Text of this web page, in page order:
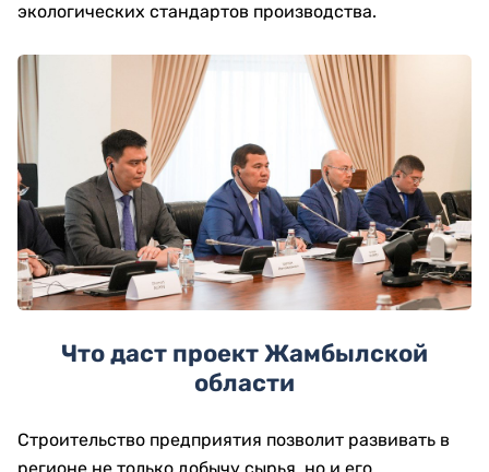
экологических стандартов производства.
Что даст проект Жамбылской
области
Строительство предприятия позволит развивать в